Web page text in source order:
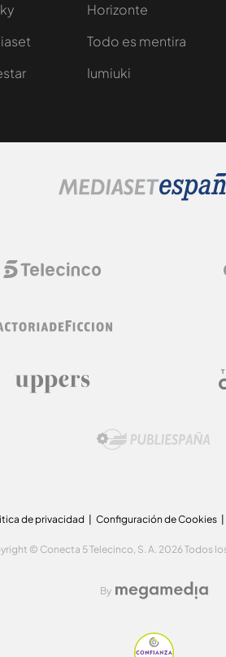
Horizonte
Todo es mentira
Iumiuki
de privacidad Configuración de Cookies
© Conecta 5 Telecinco, S. A. 2026 Todos
By